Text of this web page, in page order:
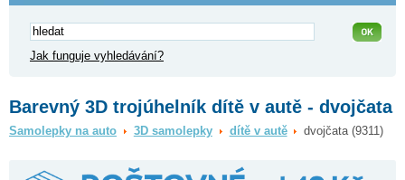
Jak funguje vyhledávání?
Barevný 3D trojúhelník dítě v autě - dvojčata
Samolepky na auto 3D samolepky dítě v autě dvojčata (9311)